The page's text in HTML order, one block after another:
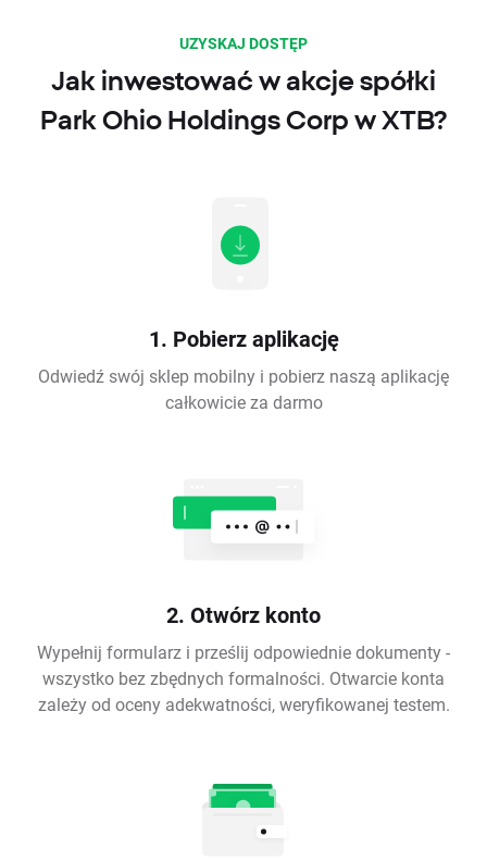
UZYSKAJ DOSTĘP
Jak inwestować w akcje spółki
Park Ohio Holdings Corp w XTB?
1. Pobierz aplikację
Odwiedź swój sklep mobilny i pobierz naszą aplikację
całkowicie za darmo
2. Otwórz konto
Wypełnij formularz i prześlij odpowiednie dokumenty -
wszystko bez zbędnych formalności. Otwarcie konta
zależy od oceny adekwatności, weryfikowanej testem.